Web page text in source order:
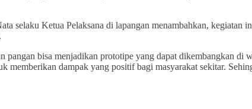
selaku Ketua Pelaksana di lapangan menambahkan, kegiatan
pangan bisa menjadikan prototipe yang dapat dikembangkan
memberikan dampak yang positif bagi masyarakat sekitar.